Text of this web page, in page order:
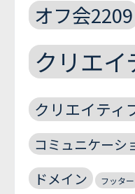
オフ会2209
クリエイ
クリエイティ
コミュニケーシ
ドメイン フッター